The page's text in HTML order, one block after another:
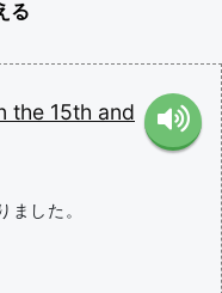
る
the 15th and
した。